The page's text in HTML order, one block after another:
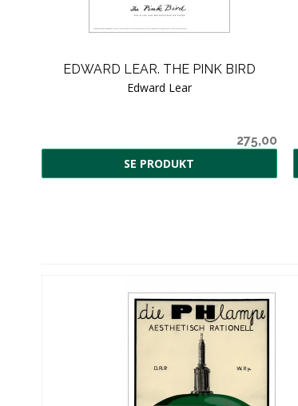
EDWARD LEAR. THE PINK BIRD
Edward Lear
275,00
SE PRODUKT